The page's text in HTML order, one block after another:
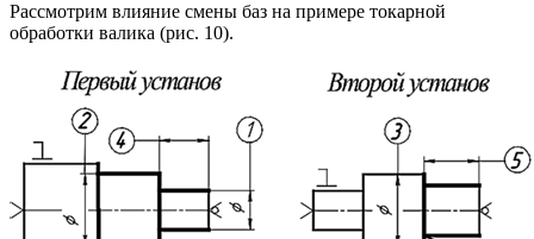
Рассмотрим влияние смены баз на примере токарной
обработки валика (рис. 10).